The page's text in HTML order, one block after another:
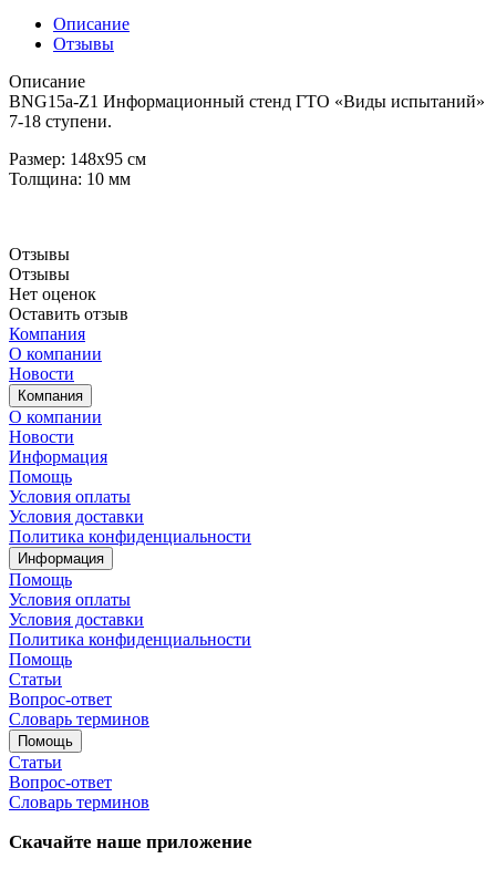
Описание
Отзывы
Описание
BNG15a-Z1 Информационный стенд ГТО «Виды испытаний»
7-18 ступени.
Размер: 148х95 см
Толщина: 10 мм
Отзывы
Отзывы
Нет оценок
Оставить отзыв
Компания
О компании
Новости
Компания
О компании
Новости
Информация
Помощь
Условия оплаты
Условия доставки
Политика конфиденциальности
Информация
Помощь
Условия оплаты
Условия доставки
Политика конфиденциальности
Помощь
Статьи
Вопрос-ответ
Словарь терминов
Помощь
Статьи
Вопрос-ответ
Словарь терминов
Скачайте наше приложение